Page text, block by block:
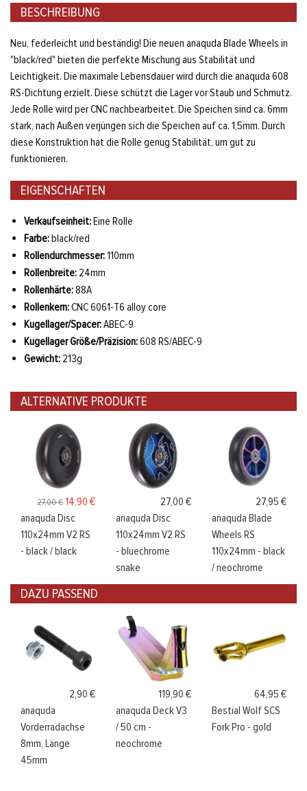
BESCHREIBUNG
Neu, federleicht und beständig! Die neuen anaquda Blade Wheels in
"black/red" bieten die perfekte Mischung aus Stabilität und
Leichtigkeit. Die maximale Lebensdauer wird durch die anaquda 608
RS-Dichtung erzielt. Diese schützt die Lager vor Staub und Schmutz.
Jede Rolle wird per CNC nachbearbeitet. Die Speichen sind ca. 6mm
stark, nach Außen verjüngen sich die Speichen auf ca. 1,5mm. Durch
diese Konstruktion hat die Rolle genug Stabilität, um gut zu
funktionieren.
EIGENSCHAFTEN
Verkaufseinheit:Eine Rolle
Farbe:black/red
Rollendurchmesser:110mm
Rollenbreite: 24mm
Rollenhärte:88A
Rollenkern:CNC 6061-T6 alloy core
Kugellager/Spacer:ABEC-9
Kugellager Größe/Präzision:608 RS/ABEC-9
Gewicht: 213g
ALTERNATIVE PRODUKTE
27,00 €14,90 €
anaquda Disc
110x24mm V2 RS
- black / black
27,00 €
anaquda Disc
110x24mm V2 RS
- bluechrome
snake
27,95 €
anaquda Blade
Wheels RS
110x24mm - black
/ neochrome
DAZU PASSEND
2,90 €
anaquda
Vorderradachse
8mm, Länge
45mm
119,90 €
anaquda Deck V3
/ 50 cm -
neochrome
64,95 €
Bestial Wolf SCS
Fork Pro - gold